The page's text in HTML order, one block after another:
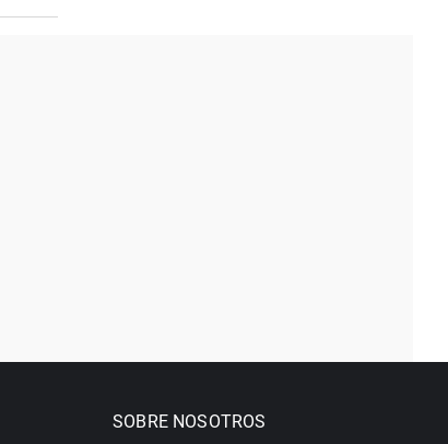
SOBRE NOSOTROS